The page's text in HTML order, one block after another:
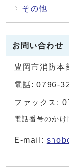
その他
お問い合わせ
豊岡市消防本
電話: 0796-
ファックス:
電話番号のかけ
E-mail: